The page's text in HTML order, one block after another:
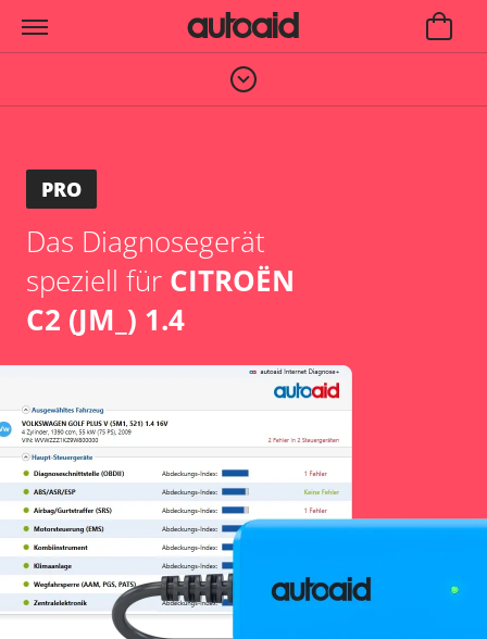
PRO
Das Diagnosegerät
speziell für CITROËN
C2 (JM_) 1.4